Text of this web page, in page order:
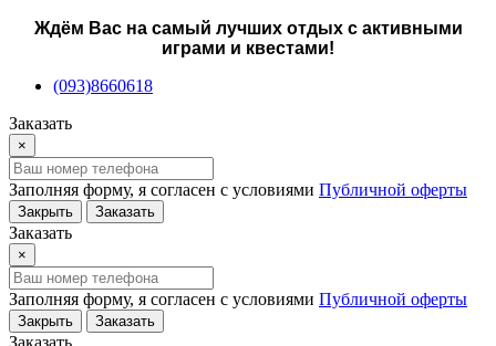
Ждём Вас на самый лучших отдых с активными
играми и квестами!
(093)8660618
Заказать
×
Заполняя форму, я согласен с условиями Публичной оферты
Закрыть Заказать
Заказать
×
Заполняя форму, я согласен с условиями Публичной оферты
Закрыть Заказать
Заказать